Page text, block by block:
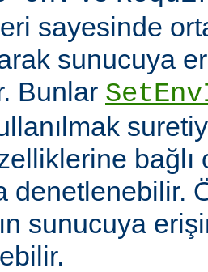
sayesinde
sunucuya
Bunlar
denetlenebilir.
sunucuya